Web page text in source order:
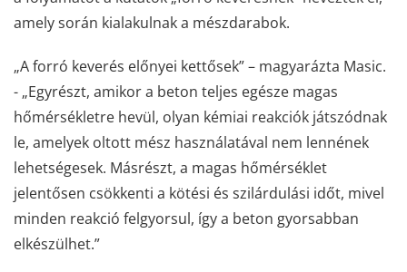
amely során kialakulnak a mészdarabok.
„A forró keverés előnyei kettősek” – magyarázta Masic.
- „Egyrészt, amikor a beton teljes egésze magas
hőmérsékletre hevül, olyan kémiai reakciók játszódnak
le, amelyek oltott mész használatával nem lennének
lehetségesek. Másrészt, a magas hőmérséklet
jelentősen csökkenti a kötési és szilárdulási időt, mivel
minden reakció felgyorsul, így a beton gyorsabban
elkészülhet.”